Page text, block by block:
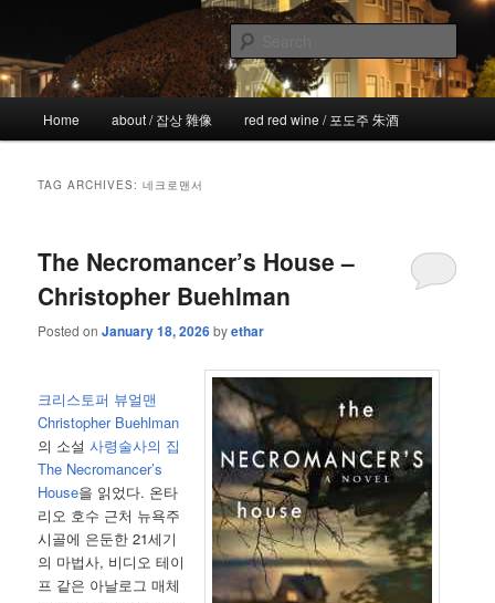
primary
content
secondary
content!wicked
the more I see the less I know
Home about / 잡상 雜像 red red wine / 포도주 朱酒
TAG ARCHIVES:네크로맨서
The Necromancer’s House –
Christopher Buehlman
Posted onJanuary 18, 2026byethar
크리스토퍼 뷰얼맨
Christopher Buehlman
의 소설사령술사의 집
The Necromancer’s
House을 읽었다. 온타
리오 호수 근처 뉴욕주
시골에 은둔한 21세기
의 마법사, 비디오 테이
프 같은 아날로그 매체